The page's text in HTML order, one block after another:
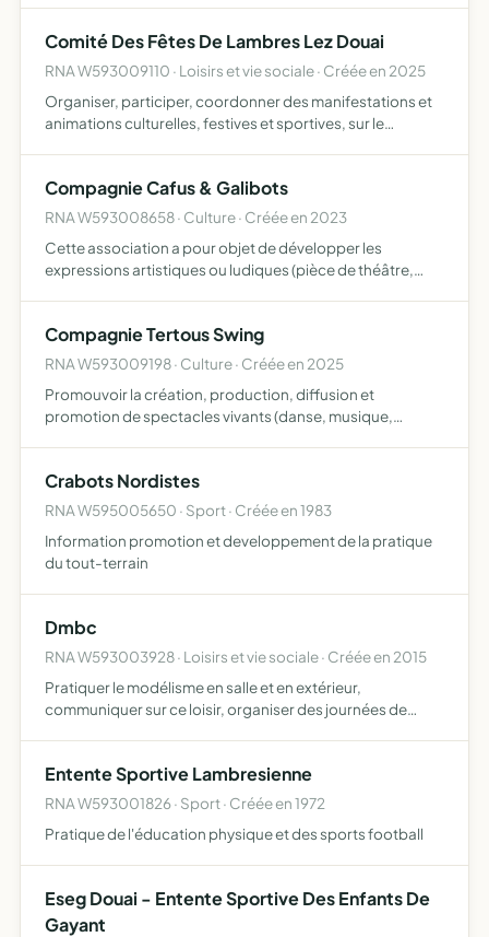
Comité Des Fêtes De Lambres Lez Douai
RNA W593009110 · Loisirs et vie sociale · Créée en 2025
Organiser, participer, coordonner des manifestations et
animations culturelles, festives et sportives, sur le
Compagnie Cafus & Galibots
RNA W593008658 · Culture · Créée en 2023
Cette association a pour objet de développer les
expressions artistiques ou ludiques (pièce de théâtre,
Compagnie Tertous Swing
RNA W593009198 · Culture · Créée en 2025
Promouvoir la création, production, diffusion et
promotion de spectacles vivants (danse, musique,
Crabots Nordistes
RNA W595005650 · Sport · Créée en 1983
Information promotion et developpement de la pratique
du tout-terrain
Dmbc
RNA W593003928 · Loisirs et vie sociale · Créée en 2015
Pratiquer le modélisme en salle et en extérieur,
communiquer sur ce loisir, organiser des journées de
Entente Sportive Lambresienne
RNA W593001826 · Sport · Créée en 1972
Pratique de l'éducation physique et des sports football
Eseg Douai - Entente Sportive Des Enfants De
Gayant